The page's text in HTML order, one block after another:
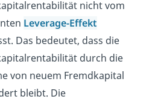
nicht vom
Leverage-Effekt
Das bedeutet, dass die
durch die
von neuem Fremdkapital
bleibt. Die